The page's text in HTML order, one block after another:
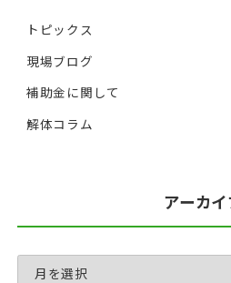
トピックス
現場ブログ
補助金に関して
解体コラム
アーカ